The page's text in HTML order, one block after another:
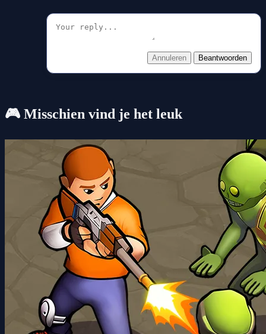
Annuleren Beantwoorden
🎮 Misschien vind je het leuk